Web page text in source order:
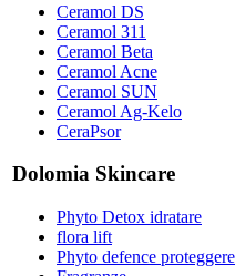
Ceramol DS
Ceramol 311
Ceramol Beta
Ceramol Acne
Ceramol SUN
Ceramol Ag-Kelo
CeraPsor
Dolomia Skincare
Phyto Detox idratare
flora lift
Phyto defence proteggere